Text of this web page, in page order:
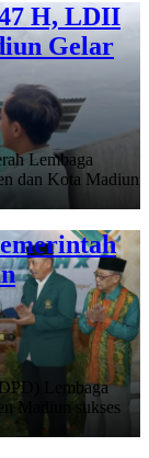
H, LDII
Gelar
Lembaga
dan Kota Madiun
Lembaga
Madiun sukses